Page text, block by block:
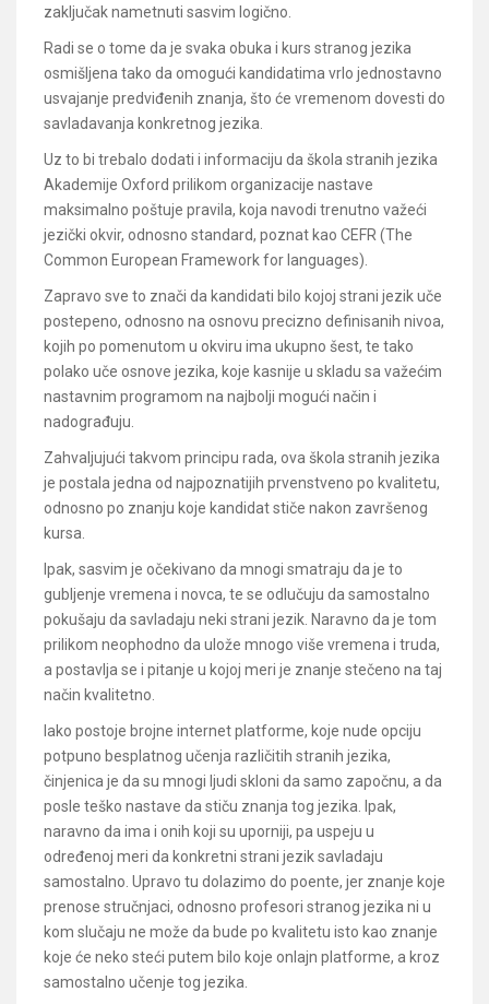
zaključak nametnuti sasvim logično.
Radi se o tome da je svaka obuka i kurs stranog jezika
osmišljena tako da omogući kandidatima vrlo jednostavno
usvajanje predviđenih znanja, što će vremenom dovesti do
savladavanja konkretnog jezika.
Uz to bi trebalo dodati i informaciju da škola stranih jezika
Akademije Oxford prilikom organizacije nastave
maksimalno poštuje pravila, koja navodi trenutno važeći
jezički okvir, odnosno standard, poznat kao CEFR (The
Common European Framework for languages).
Zapravo sve to znači da kandidati bilo kojoj strani jezik uče
postepeno, odnosno na osnovu precizno definisanih nivoa,
kojih po pomenutom u okviru ima ukupno šest, te tako
polako uče osnove jezika, koje kasnije u skladu sa važećim
nastavnim programom na najbolji mogući način i
nadograđuju.
Zahvaljujući takvom principu rada, ova škola stranih jezika
je postala jedna od najpoznatijih prvenstveno po kvalitetu,
odnosno po znanju koje kandidat stiče nakon završenog
kursa.
Ipak, sasvim je očekivano da mnogi smatraju da je to
gubljenje vremena i novca, te se odlučuju da samostalno
pokušaju da savladaju neki strani jezik. Naravno da je tom
prilikom neophodno da ulože mnogo više vremena i truda,
a postavlja se i pitanje u kojoj meri je znanje stečeno na taj
način kvalitetno.
Iako postoje brojne internet platforme, koje nude opciju
potpuno besplatnog učenja različitih stranih jezika,
činjenica je da su mnogi ljudi skloni da samo započnu, a da
posle teško nastave da stiču znanja tog jezika. Ipak,
naravno da ima i onih koji su uporniji, pa uspeju u
određenoj meri da konkretni strani jezik savladaju
samostalno. Upravo tu dolazimo do poente, jer znanje koje
prenose stručnjaci, odnosno profesori stranog jezika ni u
kom slučaju ne može da bude po kvalitetu isto kao znanje
koje će neko steći putem bilo koje onlajn platforme, a kroz
samostalno učenje tog jezika.